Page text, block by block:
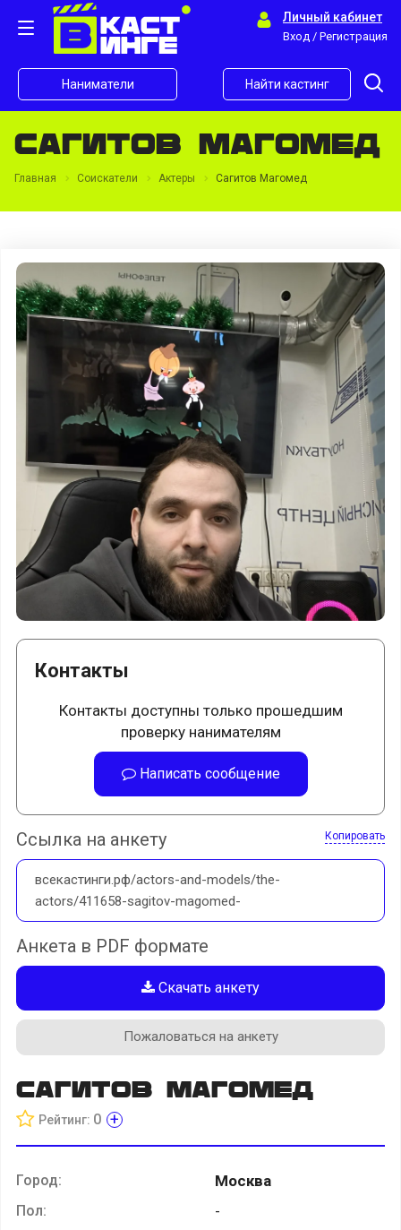
Личный кабинет
Вход / Регистрация
Наниматели Найти кастинг
Сагитов Магомед
Главная Соискатели Актеры Сагитов Магомед
Контакты
Контакты доступны только прошедшим
проверку нанимателям
Написать сообщение
Ссылка на анкету Копировать
всекастинги.рф/actors-and-models/the-
actors/411658-sagitov-magomed-
Анкета в PDF формате
Скачать анкету
Пожаловаться на анкету
Сагитов Магомед
Рейтинг: 0 +
Город: Москва
Пол: -